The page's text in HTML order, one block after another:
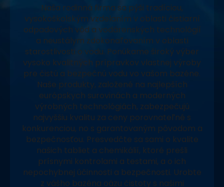
Naša rodinná firma sa pýši tradíciou,
vysokoškolským vzdelaním v oblasti čistiarní
odpadových vôd a vodárenských technológií
a neustálym zdokonaľovaním v oblasti
starostlivosti o vodu. Ponúkame široký výber
vysoko kvalitných prípravkov vlastnej výroby
pre čistú a bezpečnú vodu vo vašom bazéne.
Naše produkty, založené na najlepších
európskych surovinách a moderných
výrobných technológiách, zabezpečujú
najvyššiu kvalitu za ceny porovnateľné s
konkurenciou, no s garantovaným pôvodom a
bezpečnosťou. Presvedčte sa sami o kvalite
našich tabliet a chemikálií, ktoré prešli
prísnymi kontrolami a testami, a o ich
nepochybnej účinnosti a bezpečnosti. Urobte
z vášho bazéna oázu čistoty s našimi